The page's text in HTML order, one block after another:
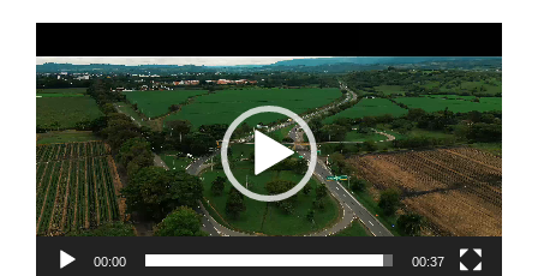
de
vídeo
00:00 00:37